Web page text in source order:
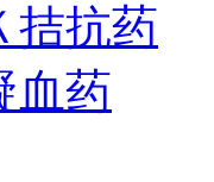
拮抗药
血药